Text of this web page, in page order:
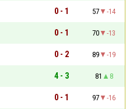
0 - 1 57
-14
0 - 1 70
-13
0 - 2 89
-19
4 - 3 81
8
0 - 1 97
-16